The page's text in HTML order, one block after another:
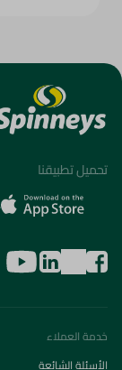
تحميل تطبيقنا
خدمة العملاء
الأسئلة الشائعة